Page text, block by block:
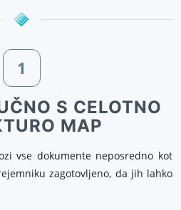
1
S CELOTNO
MAP
vse dokumente neposredno kot
zagotovljeno, da jih lahko